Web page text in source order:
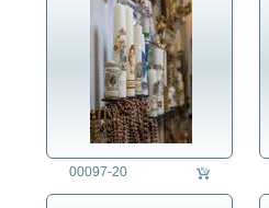
00097-20